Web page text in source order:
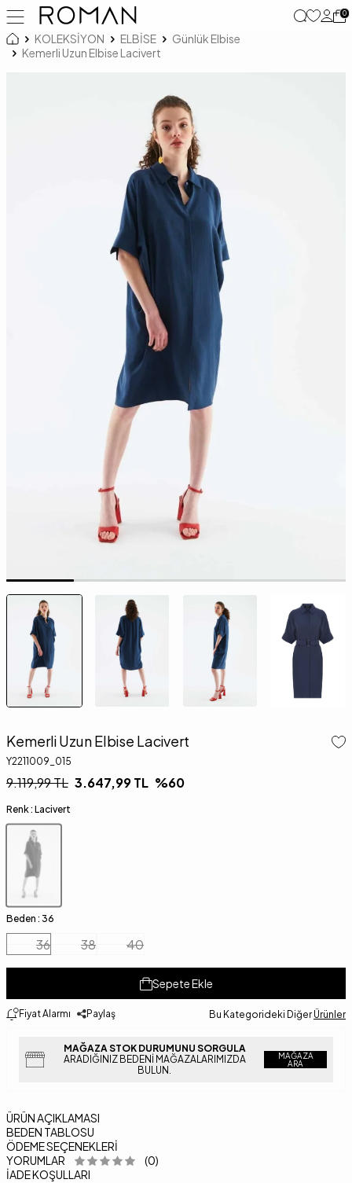
0
KOLEKSİYON ELBİSE
Günlük Elbise
Kemerli Uzun Elbise Lacivert
Kemerli Uzun Elbise Lacivert
Y2211009_015
9.119,99TL 3.647,99TL %60
Renk : Lacivert
Beden : 36
36 38 40
Sepete Ekle
Fiyat Alarmı Paylaş Bu Kategorideki Diğer Ürünler
MAĞAZA STOK DURUMUNU SORGULA
ARADIĞINIZ BEDENI MAĞAZALARIMIZDA
BULUN.
MAĞAZA
ARA
ÜRÜN AÇIKLAMASI
BEDEN TABLOSU
ÖDEME SEÇENEKLERI
YORUMLAR
(0)
İADE KOŞULLARI